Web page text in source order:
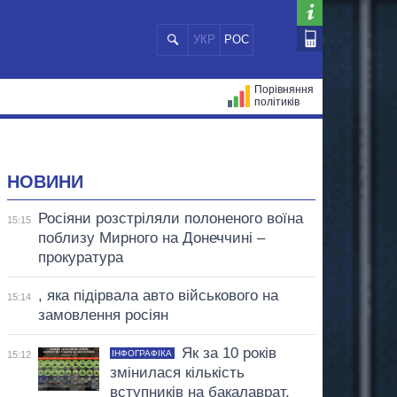
УКР РОС
Порівняння
політиків
НОВИНИ
15:15
Росіяни розстріляли полоненого воїна
поблизу Мирного на Донеччині –
прокуратура
15:14
, яка підірвала авто військового на
замовлення росіян
15:12 ІНФОГРАФІКА
Як за 10 років
змінилася кількість
вступників на бакалаврат,